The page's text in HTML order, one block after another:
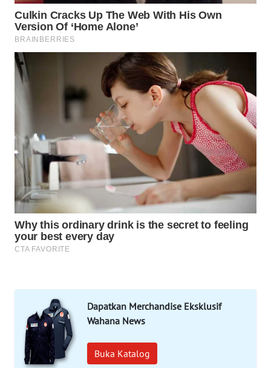
Dapatkan Merchandise Eksklusif
Wahana News
Buka Katalog
WAHANA
OTOMOTIF
WAHANA
HEALTH
LAPAK
WAHANA
Wahana
Network
KONSUMEN
MASYARAKAT
KELISTRIKAN
WALINKI
ID